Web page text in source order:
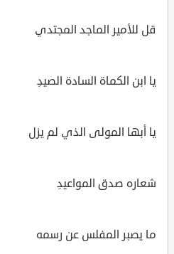
قل للأمير الماجد المجتدي
يا ابن الكماة السادة الصيدِ
يا أبها المولى الذي لم يزل
شعاره صدق المواعيدِ
ما يصبر المفلس عن رسمه